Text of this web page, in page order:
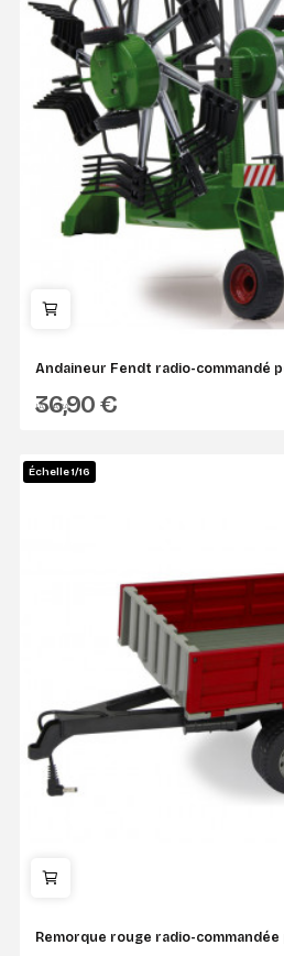
Andaineur Fendt radio-commandé
JAMARA
36,90 €
Échelle 1/16
Remorque rouge radio-